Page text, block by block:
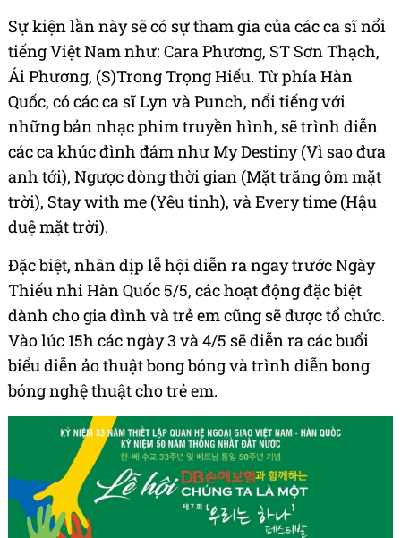
Sự kiện lần này sẽ có sự tham gia của các ca sĩ nổi
tiếng Việt Nam như: Cara Phương, ST Sơn Thạch,
Ái Phương, (S)Trong Trọng Hiếu. Từ phía Hàn
Quốc, có các ca sĩ Lyn và Punch, nổi tiếng với
những bản nhạc phim truyền hình, sẽ trình diễn
các ca khúc đình đám như My Destiny (Vì sao đưa
anh tới), Ngược dòng thời gian (Mặt trăng ôm mặt
trời), Stay with me (Yêu tinh), và Every time (Hậu
duệ mặt trời).
Đặc biệt, nhân dịp lễ hội diễn ra ngay trước Ngày
Thiếu nhi Hàn Quốc 5/5, các hoạt động đặc biệt
dành cho gia đình và trẻ em cũng sẽ được tổ chức.
Vào lúc 15h các ngày 3 và 4/5 sẽ diễn ra các buổi
biểu diễn ảo thuật bong bóng và trình diễn bong
bóng nghệ thuật cho trẻ em.